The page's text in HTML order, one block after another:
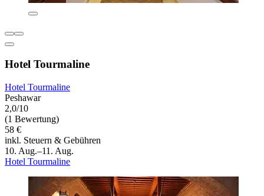
Hotel Tourmaline
Hotel Tourmaline
Peshawar
2,0/10
(1 Bewertung)
58 €
inkl. Steuern & Gebühren
10. Aug.–11. Aug.
Hotel Tourmaline